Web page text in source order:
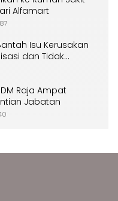
Makan Biskuit dari Alfamart
Isu Kerusakan
dan Tidak
Raja Ampat
Jabatan